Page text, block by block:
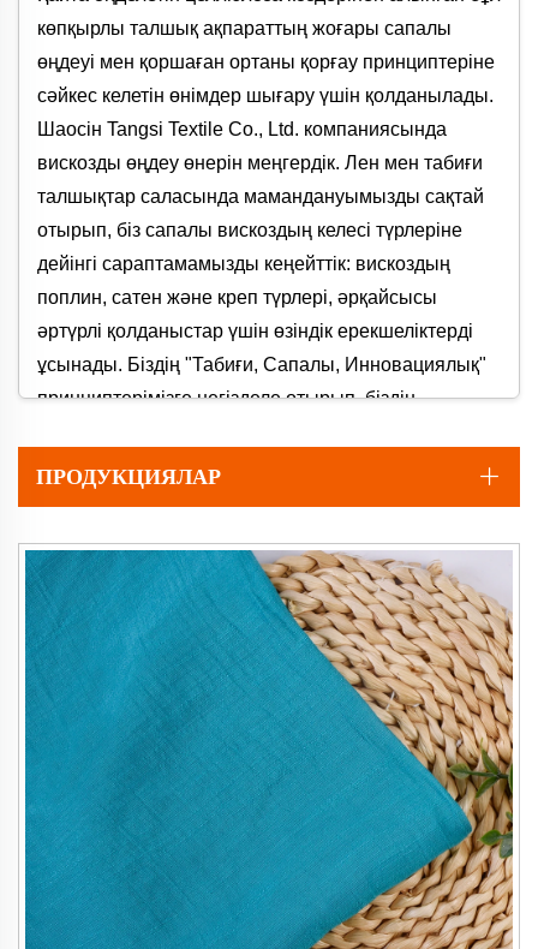
көпқырлы талшық ақпараттың жоғары сапалы
өңдеуі мен қоршаған ортаны қорғау принциптеріне
сәйкес келетін өнімдер шығару үшін қолданылады.
Шаосін Tangsi Textile Co., Ltd. компаниясында
вискозды өңдеу өнерін меңгердік. Лен мен табиғи
талшықтар саласында мамандануымызды сақтай
отырып, біз сапалы вискоздың келесі түрлеріне
дейінгі сараптамамызды кеңейттік: вискоздың
поплин, сатен және креп түрлері, әрқайсысы
әртүрлі қолданыстар үшін өзіндік ерекшеліктерді
ұсынады. Біздің "Табиғи, Сапалы, Инновациялық"
принциптерімізге негізделе отырып, біздің
деген біздің атап айтқанда ұмтылысымызды
Неліктен Біздің Вискозды
Маталарымызды Тандау Керек? Негізгі
Артықшылықтар
1. Ұтқыр құлауы мен Жұмсақтық
Райондық маталар табиғи жібекке тең келетін
тамаша ақпараттылық ұсынады, оларды ағынды
киімдер мен әсем үй мата өнімдері үшін идеалды
етіп жасайды. Районның табиғи жұмсақтығы теріге
қайта келтірілмейтін ыңғайлылық береді, ал оның
тегіс беті өнімнің жоғары сапалы эстетикасына
әкеледі. Біздің Rayon Satin түрінде әсіресе сәулетті
ПРОДУКЦИЯЛАР